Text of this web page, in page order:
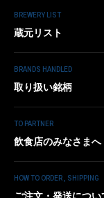
BREWERY LIST
蔵元リスト
BRANDS HANDLED
取り扱い銘柄
TO PARTNER
飲食店のみなさまへ
HOW TO ORDER , SHIPPING